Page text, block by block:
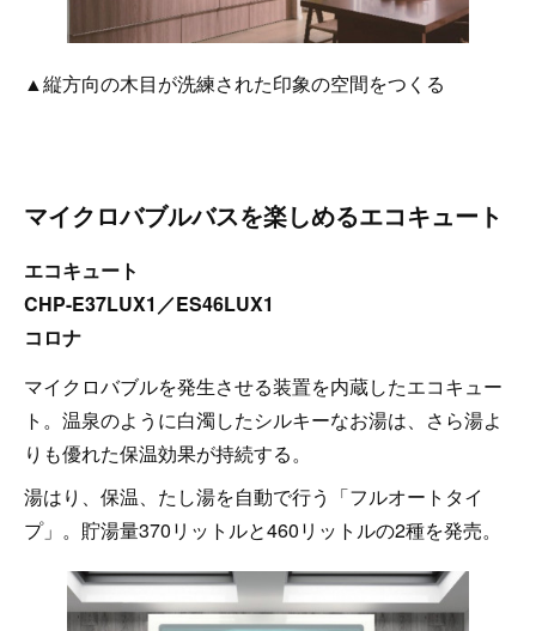
▲縦方向の木目が洗練された印象の空間をつくる
マイクロバブルバスを楽しめるエコキュート
エコキュート
CHP-E37LUX1／ES46LUX1
コロナ
マイクロバブルを発生させる装置を内蔵したエコキュー
ト。温泉のように白濁したシルキーなお湯は、さら湯よ
りも優れた保温効果が持続する。
湯はり、保温、たし湯を自動で行う「フルオートタイ
プ」。貯湯量370リットルと460リットルの2種を発売。